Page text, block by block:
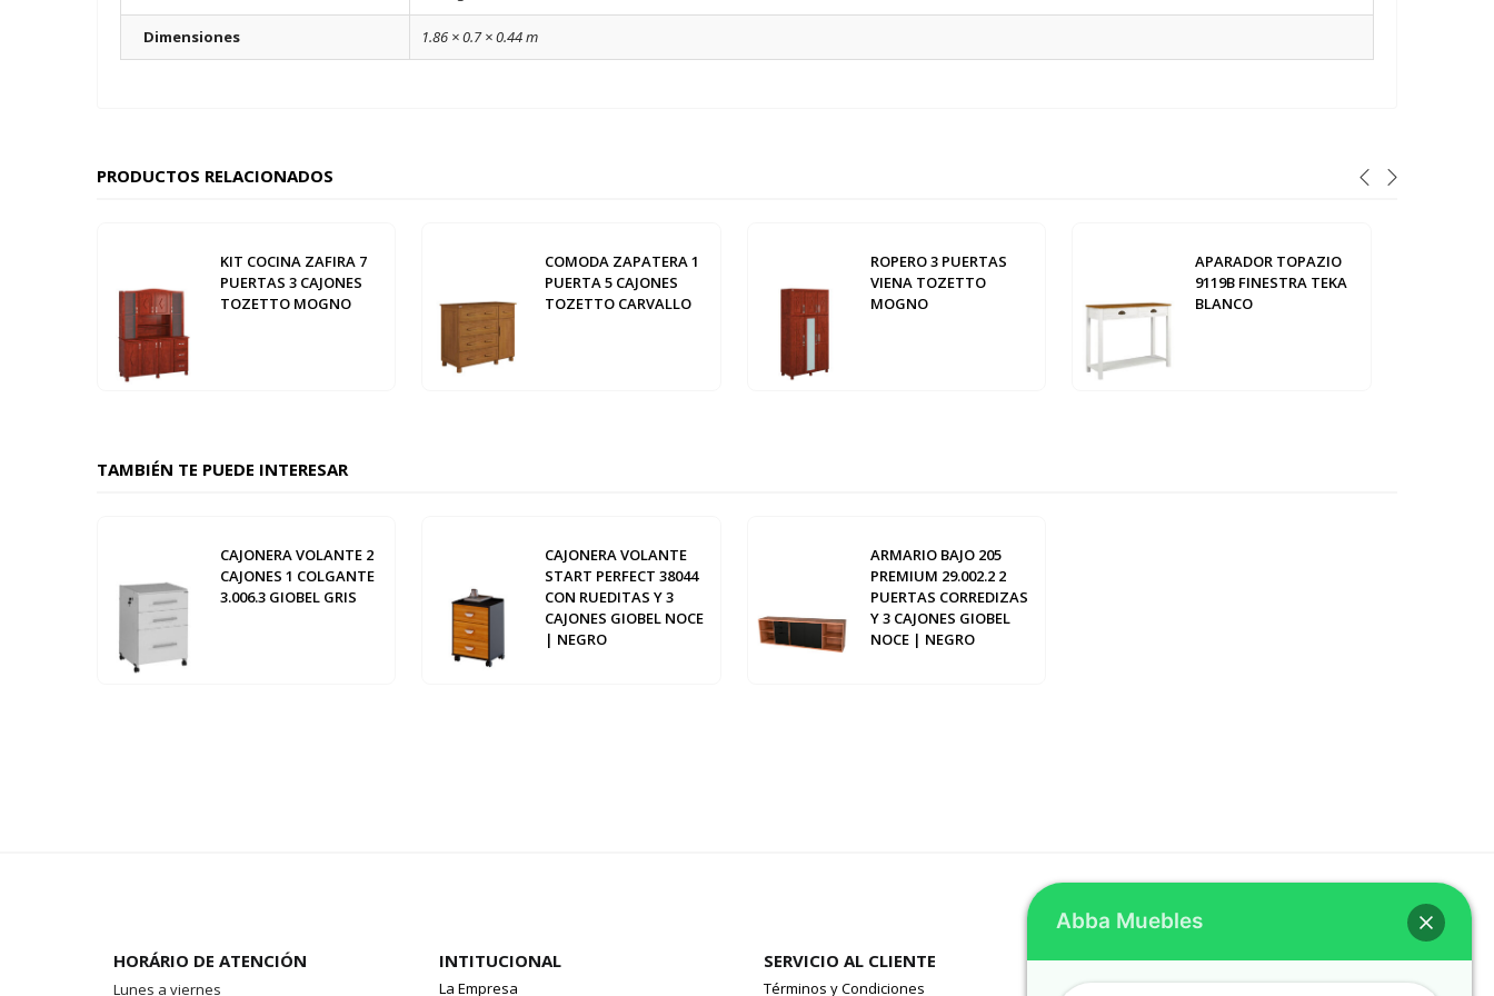
Dimensiones 1.86 × 0.7 × 0.44 m
PRODUCTOS RELACIONADOS
KIT COCINA ZAFIRA 7
PUERTAS 3 CAJONES
TOZETTO MOGNO
COMODA ZAPATERA 1
PUERTA 5 CAJONES
TOZETTO CARVALLO
ROPERO 3 PUERTAS
VIENA TOZETTO
MOGNO
APARADOR TOPAZIO
9119B FINESTRA TEKA
BLANCO
TAMBIÉN TE PUEDE INTERESAR
CAJONERA VOLANTE 2
CAJONES 1 COLGANTE
3.006.3 GIOBEL GRIS
CAJONERA VOLANTE
START PERFECT 38044
CON RUEDITAS Y 3
CAJONES GIOBEL NOCE
| NEGRO
ARMARIO BAJO 205
PREMIUM 29.002.2 2
PUERTAS CORREDIZAS
Y 3 CAJONES GIOBEL
NOCE | NEGRO
HORÁRIO DE ATENCIÓN
Lunes a viernes
INTITUCIONAL
La Empresa
SERVICIO AL CLIENTE
Términos y Condiciones
REDES SOCIALES
Facebook
Abba Muebles